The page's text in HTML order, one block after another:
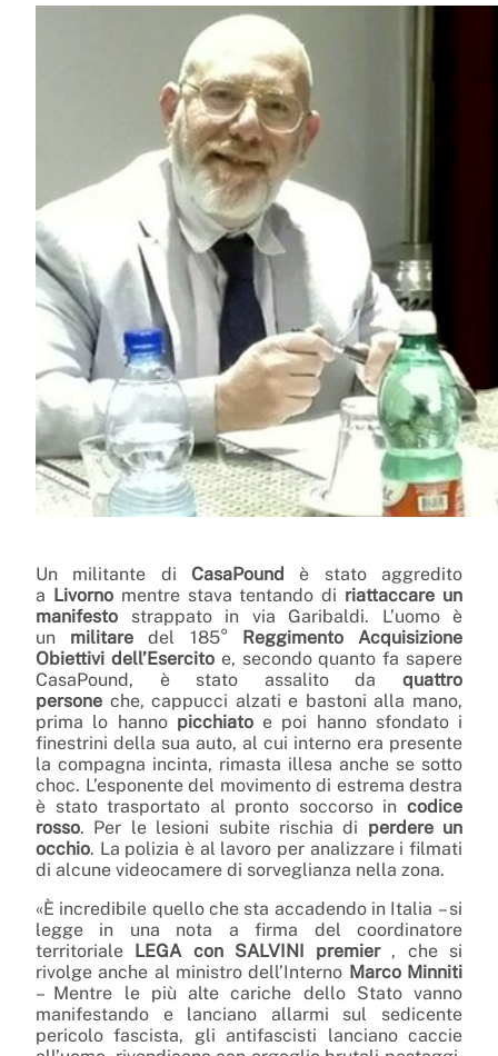
Un militante di CasaPound
è stato aggredito
a Livorno mentre stava tentando di riattaccare un
manifesto strappato in via Garibaldi. L’uomo è
un militare del 185°
Reggimento Acquisizione
Obiettivi dell’Esercitoe, secondo quanto fa sapere
CasaPound, è stato assalito da quattro
persone che, cappucci alzati e bastoni alla mano,
prima lo hannopicchiatoe poi hanno sfondato i
finestrini della sua auto, al cui interno era presente
la compagna incinta, rimasta illesa anche se sotto
choc. L’esponente del movimento di estrema destra
è stato trasportato al pronto soccorso in codice
rosso. Per le lesioni subite rischia di perdere un
occhio. La polizia è al lavoro per analizzare i filmati
di alcune videocamere di sorveglianza nella zona.
«È incredibile quello che sta accadendo in Italia – si
legge in una nota a firma del coordinatore
territoriale
LEGA con SALVINI premier, che si
rivolge anche al ministro dell’Interno Marco Minniti
– Mentre le più alte cariche dello Stato vanno
manifestando e lanciano allarmi sul sedicente
pericolo fascista, gli antifascisti lanciano caccie